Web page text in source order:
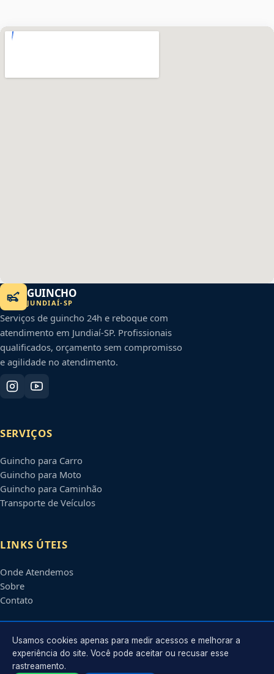
GUINCHO
JUNDIAÍ-SP
Serviços de guincho 24h e reboque com
atendimento em Jundiaí-SP. Profissionais
qualificados, orçamento sem compromisso
e agilidade no atendimento.
SERVIÇOS
Guincho para Carro
Guincho para Moto
Guincho para Caminhão
Transporte de Veículos
LINKS ÚTEIS
Onde Atendemos
Sobre
Contato
CONTATO
Atendimento em
Usamos cookies apenas para medir acessos e melhorar a
experiência do site. Você pode aceitar ou recusar esse
rastreamento.